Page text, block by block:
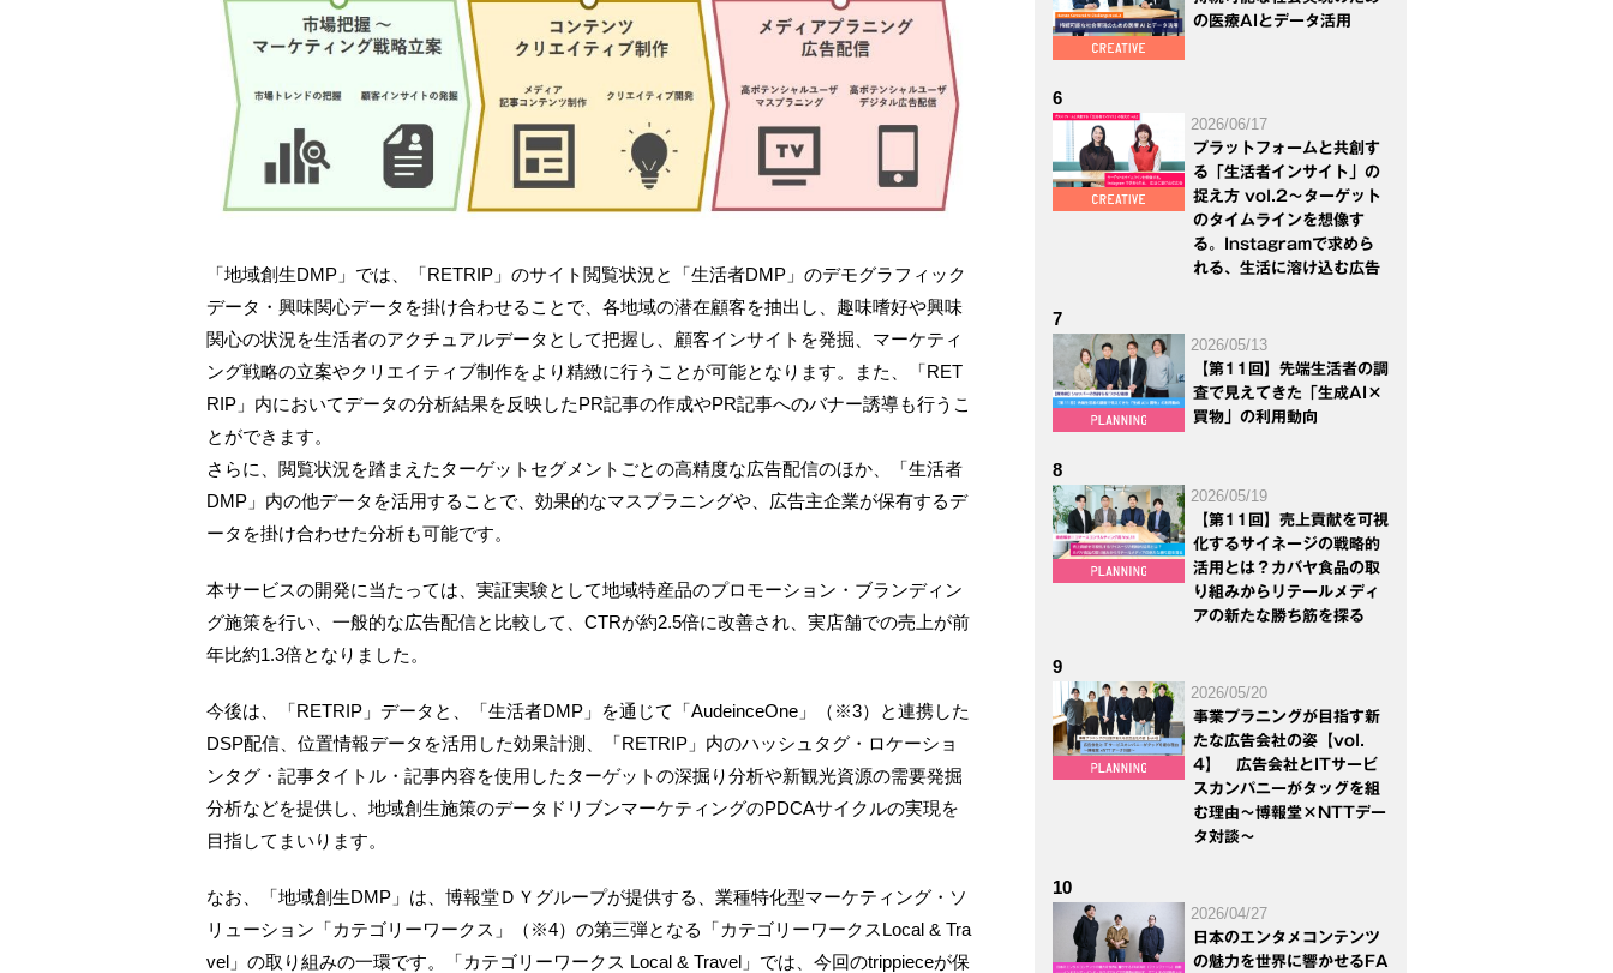
「地域創生DMP」では、「RETRIP」のサイト閲覧状況と「生活者DMP」のデモグラフィック
データ・興味関心データを掛け合わせることで、各地域の潜在顧客を抽出し、趣味嗜好や興味
関心の状況を生活者のアクチュアルデータとして把握し、顧客インサイトを発掘、マーケティ
ング戦略の立案やクリエイティブ制作をより精緻に行うことが可能となります。また、「RET
RIP」内においてデータの分析結果を反映したPR記事の作成やPR記事へのバナー誘導も行うこ
とができます。
さらに、閲覧状況を踏まえたターゲットセグメントごとの高精度な広告配信のほか、「生活者
DMP」内の他データを活用することで、効果的なマスプラニングや、広告主企業が保有するデ
ータを掛け合わせた分析も可能です。
本サービスの開発に当たっては、実証実験として地域特産品のプロモーション・ブランディン
グ施策を行い、一般的な広告配信と比較して、CTRが約2.5倍に改善され、実店舗での売上が前
年比約1.3倍となりました。
今後は、「RETRIP」データと、「生活者DMP」を通じて「AudeinceOne」（※3）と連携した
DSP配信、位置情報データを活用した効果計測、「RETRIP」内のハッシュタグ・ロケーショ
ンタグ・記事タイトル・記事内容を使用したターゲットの深掘り分析や新観光資源の需要発掘
分析などを提供し、地域創生施策のデータドリブンマーケティングのPDCAサイクルの実現を
目指してまいります。
なお、「地域創生DMP」は、博報堂ＤＹグループが提供する、業種特化型マーケティング・ソ
リューション「カテゴリーワークス」（※4）の第三弾となる「カテゴリーワークスLocal & Tra
vel」の取り組みの一環です。「カテゴリーワークス Local & Travel」では、今回のtrippieceが保
の医療AIとデータ活用
6
2026/06/17
プラットフォームと共創す
る「生活者インサイト」の
捉え方 vol.2～ターゲット
のタイムラインを想像す
る。Instagramで求めら
れる、生活に溶け込む広告
7
2026/05/13
【第11回】先端生活者の調
査で見えてきた「生成AI×
買物」の利用動向
8
2026/05/19
【第11回】売上貢献を可視
化するサイネージの戦略的
活用とは？カバヤ食品の取
り組みからリテールメディ
アの新たな勝ち筋を探る
9
2026/05/20
事業プラニングが目指す新
たな広告会社の姿【vol.
4】 広告会社とITサービ
スカンパニーがタッグを組
む理由～博報堂×NTTデー
タ対談～
10
2026/04/27
日本のエンタメコンテンツ
の魅力を世界に響かせるFA